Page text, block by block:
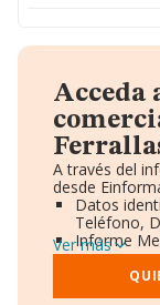
Acceda
A través del
desde
Datos
Teléfono,
Informe
Gráficos
Consejo
Directivos
Ver más